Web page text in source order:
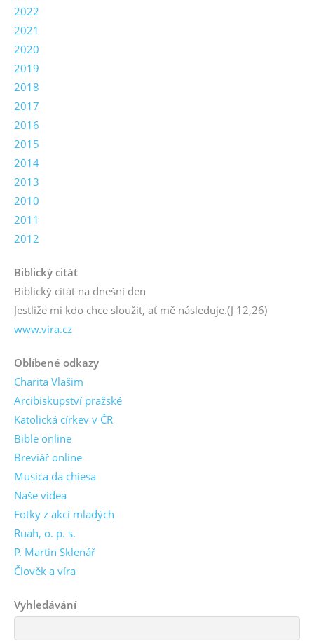
2022
2021
2020
2019
2018
2017
2016
2015
2014
2013
2010
2011
2012
Biblický citát
Biblický citát na dnešní den
Jestliže mi kdo chce sloužit, ať mě následuje.(J 12,26)
www.vira.cz
Oblíbené odkazy
Charita Vlašim
Arcibiskupství pražské
Katolická církev v ČR
Bible online
Breviář online
Musica da chiesa
Naše videa
Fotky z akcí mladých
Ruah, o. p. s.
P. Martin Sklenář
Člověk a víra
Vyhledávání